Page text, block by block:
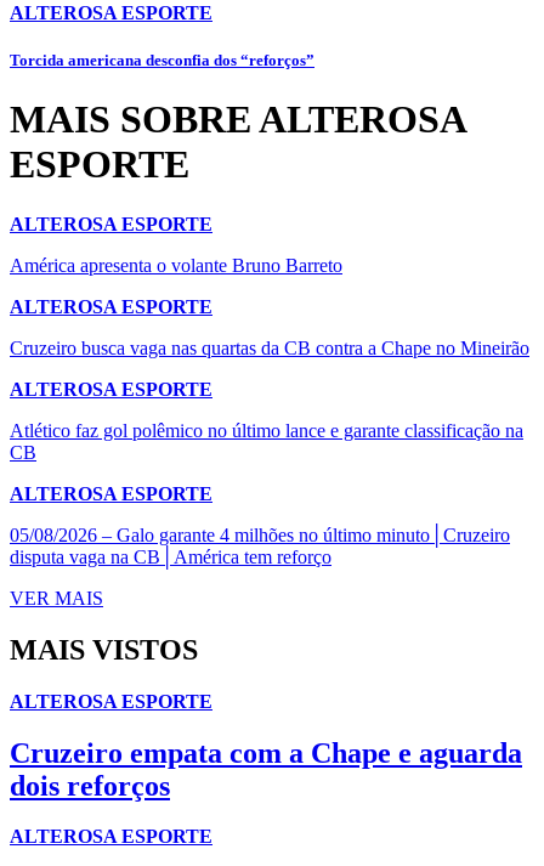
ALTEROSA ESPORTE
Torcida americana desconfia dos “reforços”
MAIS SOBRE ALTEROSA
ESPORTE
ALTEROSA ESPORTE
América apresenta o volante Bruno Barreto
ALTEROSA ESPORTE
Cruzeiro busca vaga nas quartas da CB contra a Chape no Mineirão
ALTEROSA ESPORTE
Atlético faz gol polêmico no último lance e garante classificação na
CB
ALTEROSA ESPORTE
05/08/2026 – Galo garante 4 milhões no último minuto│Cruzeiro
disputa vaga na CB│América tem reforço
VER MAIS
MAIS VISTOS
ALTEROSA ESPORTE
Cruzeiro empata com a Chape e aguarda
dois reforços
ALTEROSA ESPORTE